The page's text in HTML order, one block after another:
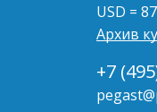
USD =
Архив
+7